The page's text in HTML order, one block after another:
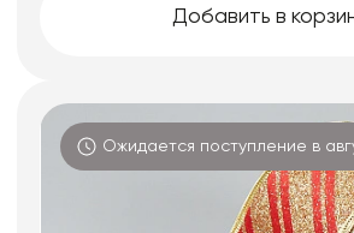
Добавить в
Ожидается поступление в